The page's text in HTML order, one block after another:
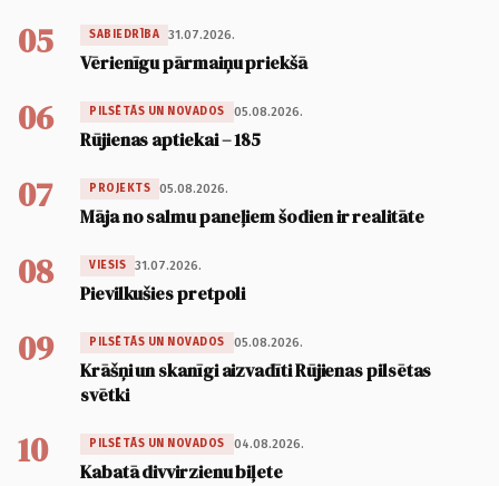
05 SABIEDRĪBA 31.07.2026.
Vērienīgu pārmaiņu priekšā
06 PILSĒTĀS UN NOVADOS 05.08.2026.
Rūjienas aptiekai – 185
07 PROJEKTS 05.08.2026.
Māja no salmu paneļiem šodien ir realitāte
08 VIESIS 31.07.2026.
Pievilkušies pretpoli
09 PILSĒTĀS UN NOVADOS 05.08.2026.
Krāšņi un skanīgi aizvadīti Rūjienas pilsētas
svētki
10 PILSĒTĀS UN NOVADOS 04.08.2026.
Kabatā divvirzienu biļete